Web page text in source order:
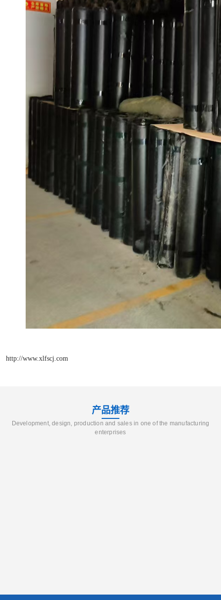
http://www.xlfscj.com
产品推荐
Development, design, production and sales in one of the manufacturing
enterprises